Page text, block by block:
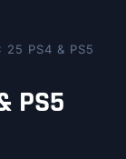
25 PS4 & PS5
PS5